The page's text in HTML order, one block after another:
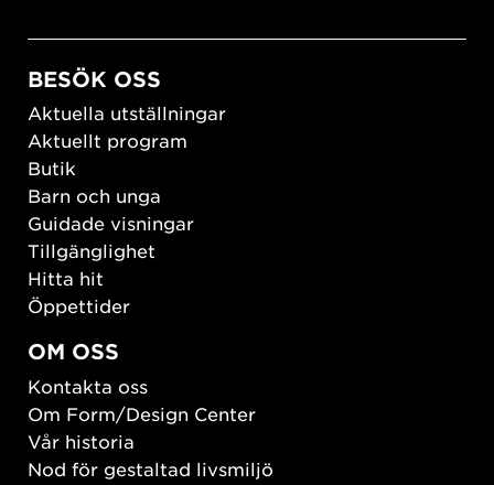
BESÖK OSS
Aktuella utställningar
Aktuellt program
Butik
Barn och unga
Guidade visningar
Tillgänglighet
Hitta hit
Öppettider
OM OSS
Kontakta oss
Om Form/Design Center
Vår historia
Nod för gestaltad livsmiljö